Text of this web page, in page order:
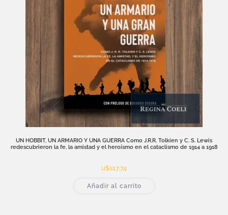
UN HOBBIT, UN ARMARIO Y UNA GUERRA Como J.R.R. Tolkien y C. S. Lewis
redescubrieron la fe, la amistad y el heroísmo en el cataclismo de 1914 a 1918
u$s17,74
Añadir al carrito